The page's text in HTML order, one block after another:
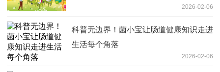
2026-02-06
科普无边界！菌小宝让肠道健康知识走进
生活每个角落
2026-02-06